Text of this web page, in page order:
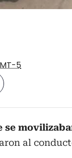
5
se
al